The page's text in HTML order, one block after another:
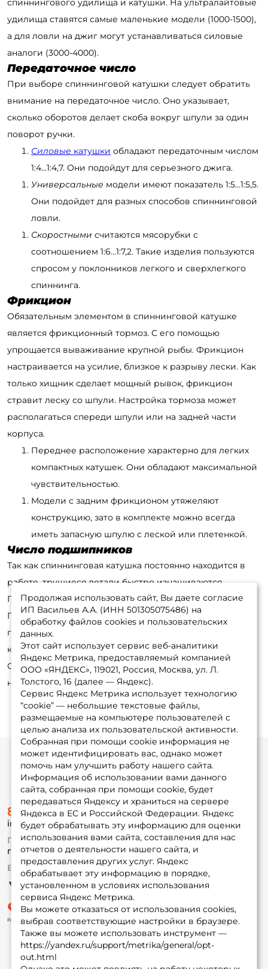
спиннингового удилища и катушки. На ультралайтовые
удилища ставятся самые маленькие модели (1000-1500),
а для ловли на джиг могут устанавливаться силовые
аналоги (3000-4000).
Передаточное число
При выборе спиннинговой катушки следует обратить
внимание на передаточное число. Оно указывает,
сколько оборотов делает скоба вокруг шпули за один
поворот ручки.
Силовые катушки обладают передаточным числом
1:4...1:4,7. Они подойдут для серьезного джига.
Универсальные модели имеют показатель 1:5...1:5,5.
Они подойдет для разных способов спиннинговой
ловли.
Скоростными считаются мясорубки с
соотношением 1:6...1:7,2. Такие изделия пользуются
спросом у поклонников легкого и сверхлегкого
спиннинга.
Фрикцион
Обязательным элементом в спиннинговой катушке
является фрикционный тормоз. С его помощью
упрощается вываживание крупной рыбы. Фрикцион
настраивается на усилие, близкое к разрыву лески. Как
только хищник сделает мощный рывок, фрикцион
стравит леску со шпули. Настройка тормоза может
располагаться спереди шпули или на задней части
корпуса.
Переднее расположение характерно для легких
компактных катушек. Они обладают максимальной
чувствительностью.
Модели с задним фрикционом утяжеляют
конструкцию, зато в комплекте можно всегда
иметь запасную шпулю с леской или плетенкой.
Число подшипников
Так как спиннинговая катушка постоянно находится в
работе, трущиеся детали быстро изнашиваются.
Продлить срок службы помогают подшипники.
Производители нередко ставят большое число
подшипников, некоторые из них несут больше
коммерческий смысл, чем практический.
Обязательными в конструкции считаются подшипники
на главной оси, в ручке и ролике лесоукладывателя.
Продолжая использовать сайт, Вы даете согласие
ИП Васильев А.А. (ИНН 501305075486) на
обработку файлов cookies и пользовательских
данных.
Этот сайт использует сервис веб-аналитики
Яндекс Метрика, предоставляемый компанией
ООО «ЯНДЕКС», 119021, Россия, Москва, ул. Л.
Толстого, 16 (далее — Яндекс).
Сервис Яндекс Метрика использует технологию
“cookie” — небольшие текстовые файлы,
размещаемые на компьютере пользователей с
целью анализа их пользовательской активности.
Собранная при помощи cookie информация не
может идентифицировать вас, однако может
помочь нам улучшить работу нашего сайта.
Информация об использовании вами данного
сайта, собранная при помощи cookie, будет
передаваться Яндексу и храниться на сервере
Яндекса в ЕС и Российской Федерации. Яндекс
будет обрабатывать эту информацию для оценки
использования вами сайта, составления для нас
отчетов о деятельности нашего сайта, и
предоставления других услуг. Яндекс
обрабатывает эту информацию в порядке,
установленном в условиях использования
сервиса Яндекс Метрика.
Вы можете отказаться от использования cookies,
выбрав соответствующие настройки в браузере.
Также вы можете использовать инструмент —
https://yandex.ru/support/metrika/general/opt-
out.html
Информация
О магазине
Доставка
Оплата
Fox-bonus
Гуру
Партнерская программа
8 (495) 532-77-88
info@foxfishing.ru
По вопросам с заказом
г. Москва, ул. Плеханова д.7
Ежедневно 10:00 до 20:00